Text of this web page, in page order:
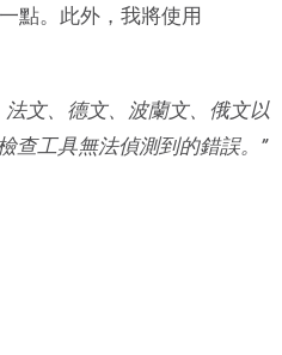
點。此外，我將使用
法文、德文、波蘭文、俄文以
查工具無法偵測到的錯誤。”